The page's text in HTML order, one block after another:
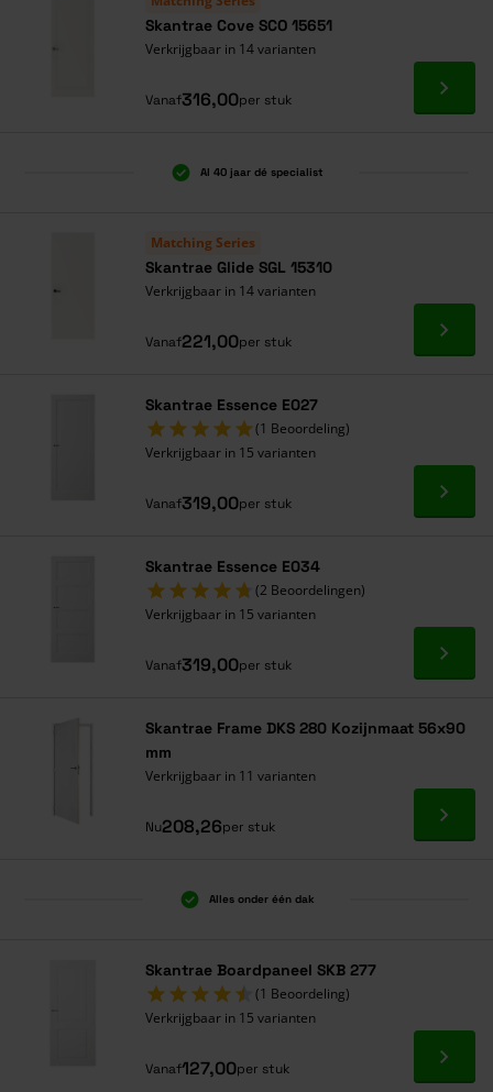
Skantrae Cove SCO 15651
Verkrijgbaar in 14 varianten
Vanaf316,00per stuk Ga
Al 40 jaar dé specialist
Matching Series
Skantrae Glide SGL 15310
Verkrijgbaar in 14 varianten
Vanaf221,00per stuk Ga
Skantrae Essence E027
(1 Beoordeling)
Verkrijgbaar in 15 varianten
Vanaf319,00per stuk Ga
Skantrae Essence E034
(2 Beoordelingen)
Verkrijgbaar in 15 varianten
Vanaf319,00per stuk Ga
Skantrae Frame DKS 280 Kozijnmaat 56x90
mm
Verkrijgbaar in 11 varianten
Nu208,26per stuk Ga
Alles onder één dak
Skantrae Boardpaneel SKB 277
(1 Beoordeling)
Verkrijgbaar in 15 varianten
Vanaf127,00per stuk Ga